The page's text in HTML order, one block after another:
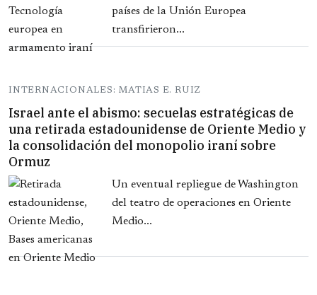
países de la Unión Europea
transfirieron...
INTERNACIONALES: MATIAS E. RUIZ
Israel ante el abismo: secuelas estratégicas de
una retirada estadounidense de Oriente Medio y
la consolidación del monopolio iraní sobre
Ormuz
Un eventual repliegue de Washington
del teatro de operaciones en Oriente
Medio...